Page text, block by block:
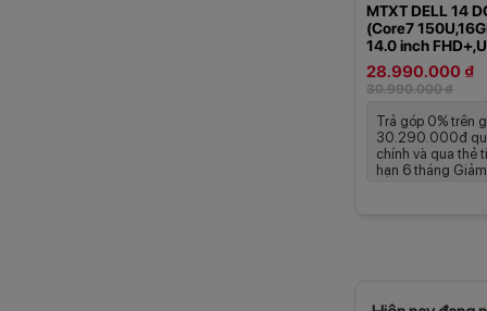
MTXT DELL 14
(Core7
14.0 inch
Office Home
28.990.000 ₫
30.990.000 ₫
Trả góp 0% trên
30.290.000đ
chính và qua thẻ
hạn 6 tháng